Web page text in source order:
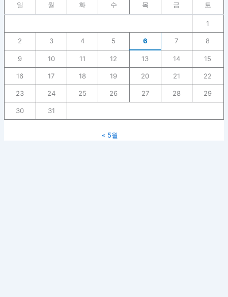
일 월 화 수 목 금 토
1
2 3 4 5 6 7 8
9 10 11 12 13 14 15
16 17 18 19 20 21 22
23 24 25 26 27 28 29
30 31
« 5월